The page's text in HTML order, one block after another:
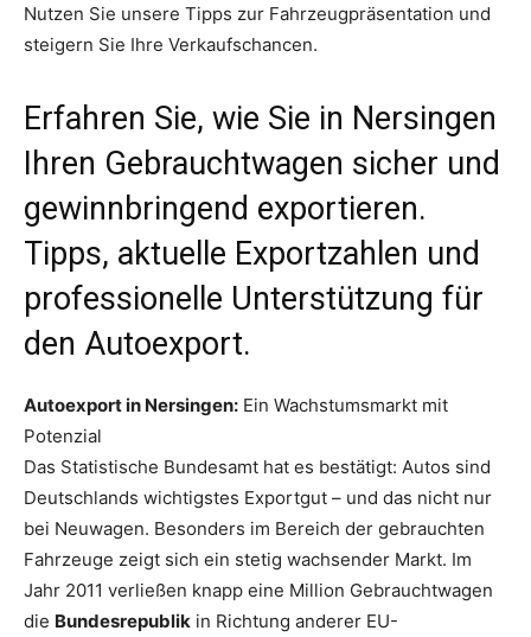
Nutzen Sie unsere Tipps zur Fahrzeugpräsentation und
steigern Sie Ihre Verkaufschancen.
Erfahren Sie, wie Sie in Nersingen
Ihren Gebrauchtwagen sicher und
gewinnbringend exportieren.
Tipps, aktuelle Exportzahlen und
professionelle Unterstützung für
den Autoexport.
Autoexport in Nersingen: Ein Wachstumsmarkt mit
Potenzial
Das Statistische Bundesamt hat es bestätigt: Autos sind
Deutschlands wichtigstes Exportgut – und das nicht nur
bei Neuwagen. Besonders im Bereich der gebrauchten
Fahrzeuge zeigt sich ein stetig wachsender Markt. Im
Jahr 2011 verließen knapp eine Million Gebrauchtwagen
die Bundesrepublik in Richtung anderer EU-